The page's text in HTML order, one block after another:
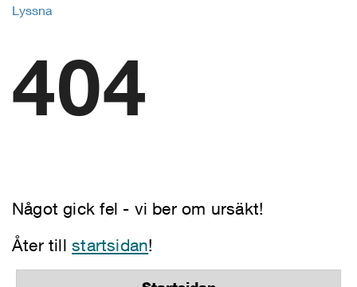
Lyssna
404
Något gick fel - vi ber om ursäkt!
Åter tillstartsidan!